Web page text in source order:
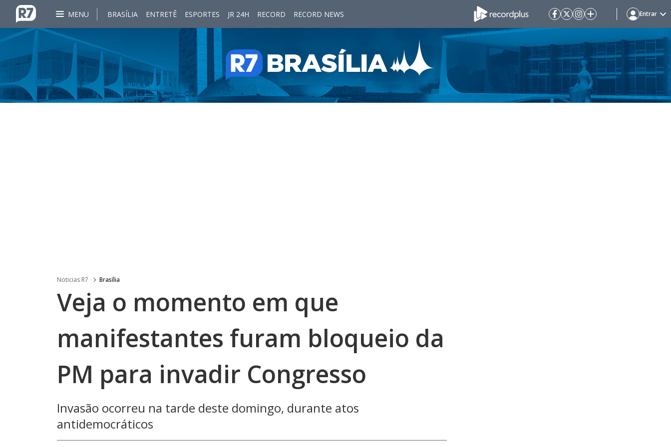
MENU BRASÍLIA ENTRETÊ ESPORTES JR 24H RECORD RECORD NEWS Entrar
Noticias R7 Brasília
Veja o momento em que
manifestantes furam bloqueio da
PM para invadir Congresso
Invasão ocorreu na tarde deste domingo, durante atos
antidemocráticos